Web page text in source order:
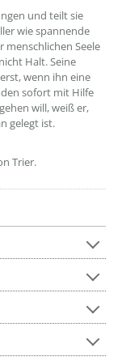
und teilt sie
wie spannende
menschlichen Seele
Halt. Seine
wenn ihn eine
sofort mit Hilfe
will, weiß er,
gelegt ist.
Trier.